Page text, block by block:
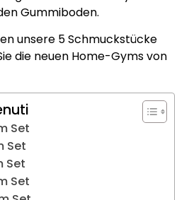
Gummiboden.
unsere 5 Schmuckstücke
die neuen Home-Gyms von
Set
Set
Set
Set